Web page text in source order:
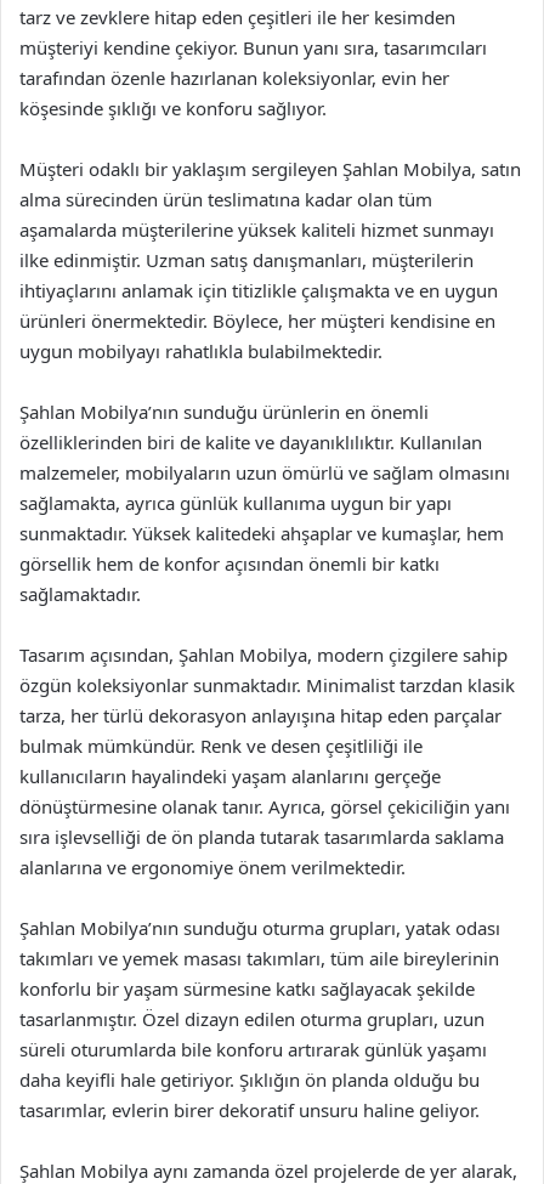
tarz ve zevklere hitap eden çeşitleri ile her kesimden
müşteriyi kendine çekiyor. Bunun yanı sıra, tasarımcıları
tarafından özenle hazırlanan koleksiyonlar, evin her
köşesinde şıklığı ve konforu sağlıyor.
Müşteri odaklı bir yaklaşım sergileyen Şahlan Mobilya, satın
alma sürecinden ürün teslimatına kadar olan tüm
aşamalarda müşterilerine yüksek kaliteli hizmet sunmayı
ilke edinmiştir. Uzman satış danışmanları, müşterilerin
ihtiyaçlarını anlamak için titizlikle çalışmakta ve en uygun
ürünleri önermektedir. Böylece, her müşteri kendisine en
uygun mobilyayı rahatlıkla bulabilmektedir.
Şahlan Mobilya’nın sunduğu ürünlerin en önemli
özelliklerinden biri de kalite ve dayanıklılıktır. Kullanılan
malzemeler, mobilyaların uzun ömürlü ve sağlam olmasını
sağlamakta, ayrıca günlük kullanıma uygun bir yapı
sunmaktadır. Yüksek kalitedeki ahşaplar ve kumaşlar, hem
görsellik hem de konfor açısından önemli bir katkı
sağlamaktadır.
Tasarım açısından, Şahlan Mobilya, modern çizgilere sahip
özgün koleksiyonlar sunmaktadır. Minimalist tarzdan klasik
tarza, her türlü dekorasyon anlayışına hitap eden parçalar
bulmak mümkündür. Renk ve desen çeşitliliği ile
kullanıcıların hayalindeki yaşam alanlarını gerçeğe
dönüştürmesine olanak tanır. Ayrıca, görsel çekiciliğin yanı
sıra işlevselliği de ön planda tutarak tasarımlarda saklama
alanlarına ve ergonomiye önem verilmektedir.
Şahlan Mobilya’nın sunduğu oturma grupları, yatak odası
takımları ve yemek masası takımları, tüm aile bireylerinin
konforlu bir yaşam sürmesine katkı sağlayacak şekilde
tasarlanmıştır. Özel dizayn edilen oturma grupları, uzun
süreli oturumlarda bile konforu artırarak günlük yaşamı
daha keyifli hale getiriyor. Şıklığın ön planda olduğu bu
tasarımlar, evlerin birer dekoratif unsuru haline geliyor.
Şahlan Mobilya aynı zamanda özel projelerde de yer alarak,